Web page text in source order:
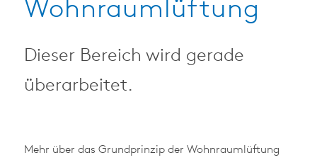
Wohnraumlüftung
Dieser Bereich wird gerade
überarbeitet.
Mehr über das Grundprinzip der Wohnraumlüftung